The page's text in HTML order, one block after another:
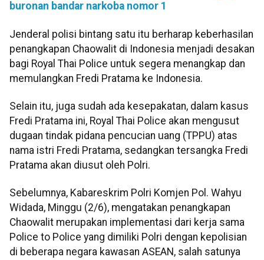
buronan bandar narkoba nomor 1
Jenderal polisi bintang satu itu berharap keberhasilan
penangkapan Chaowalit di Indonesia menjadi desakan
bagi Royal Thai Police untuk segera menangkap dan
memulangkan Fredi Pratama ke Indonesia.
Selain itu, juga sudah ada kesepakatan, dalam kasus
Fredi Pratama ini, Royal Thai Police akan mengusut
dugaan tindak pidana pencucian uang (TPPU) atas
nama istri Fredi Pratama, sedangkan tersangka Fredi
Pratama akan diusut oleh Polri.
Sebelumnya, Kabareskrim Polri Komjen Pol. Wahyu
Widada, Minggu (2/6), mengatakan penangkapan
Chaowalit merupakan implementasi dari kerja sama
Police to Police yang dimiliki Polri dengan kepolisian
di beberapa negara kawasan ASEAN, salah satunya